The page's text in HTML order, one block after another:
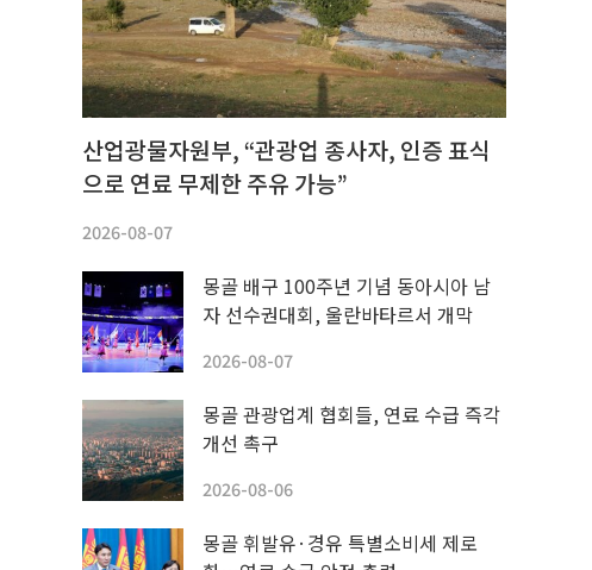
산업광물자원부, “관광업 종사자, 인증 표식
으로 연료 무제한 주유 가능”
2026-08-07
몽골 배구 100주년 기념 동아시아 남
자 선수권대회, 울란바타르서 개막
2026-08-07
몽골 관광업계 협회들, 연료 수급 즉각
개선 촉구
2026-08-06
몽골 휘발유·경유 특별소비세 제로